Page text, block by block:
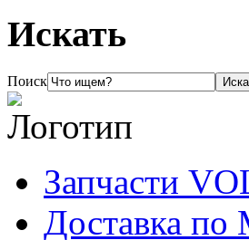
Искать
Поиск
Запчасти
Доставка по